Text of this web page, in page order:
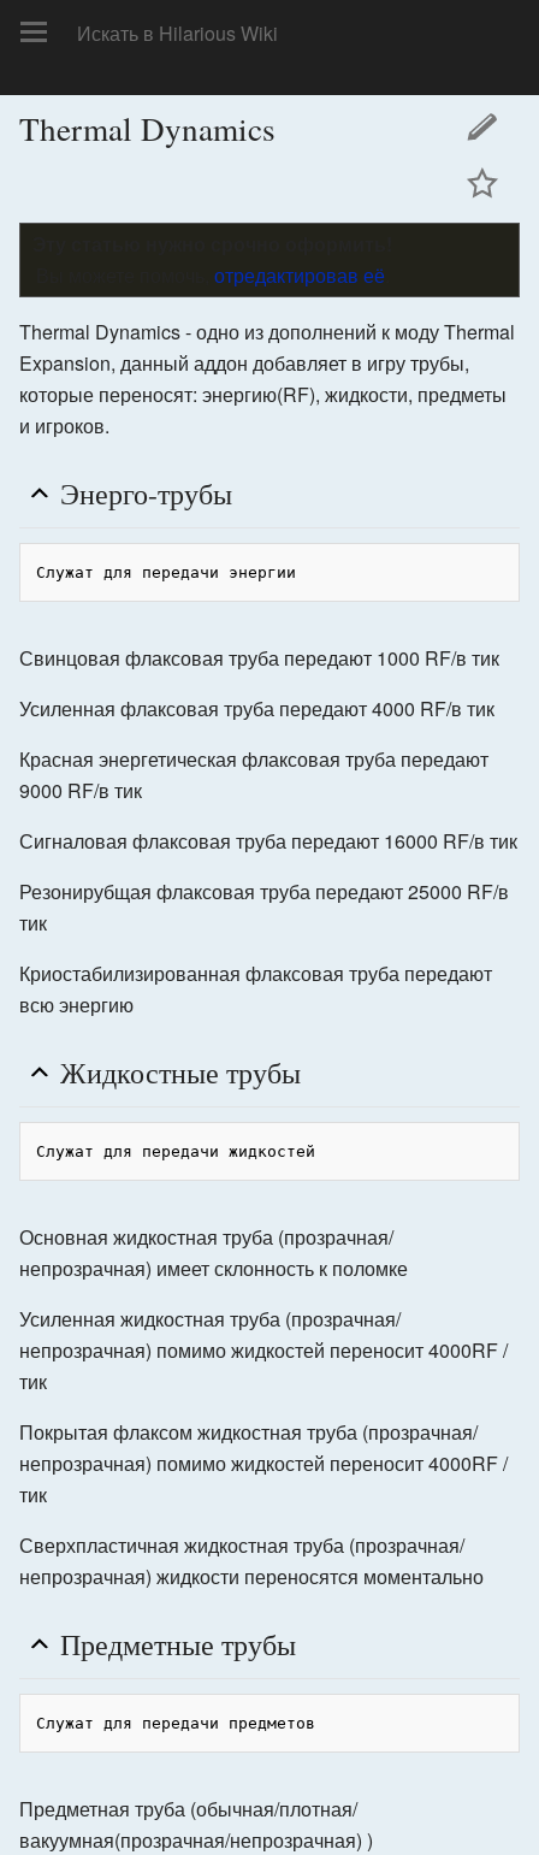
Thermal Dynamics
отредактировав её.
Thermal Dynamics - одно из дополнений к моду Thermal
Expansion, данный аддон добавляет в игру трубы,
которые переносят: энергию(RF), жидкости, предметы
и игроков.
Энерго-трубы
Свинцовая флаксовая труба передают 1000 RF/в тик
Усиленная флаксовая труба передают 4000 RF/в тик
Красная энергетическая флаксовая труба передают
9000 RF/в тик
Сигналовая флаксовая труба передают 16000 RF/в тик
Резонирубщая флаксовая труба передают 25000 RF/в
тик
Криостабилизированная флаксовая труба передают
всю энергию
Жидкостные трубы
Основная жидкостная труба (прозрачная/
непрозрачная) имеет склонность к поломке
Усиленная жидкостная труба (прозрачная/
непрозрачная) помимо жидкостей переносит 4000RF /
тик
Покрытая флаксом жидкостная труба (прозрачная/
непрозрачная) помимо жидкостей переносит 4000RF /
тик
Сверхпластичная жидкостная труба (прозрачная/
непрозрачная) жидкости переносятся моментально
Предметные трубы
Предметная труба (обычная/плотная/
вакуумная(прозрачная/непрозрачная) )